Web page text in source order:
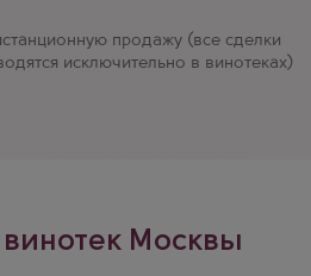
продажу (все сделки
исключительно в винотеках)
Москвы